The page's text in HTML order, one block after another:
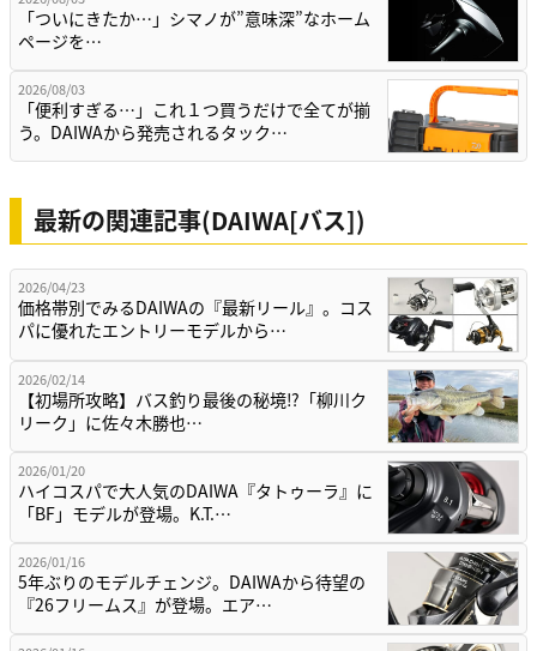
「ついにきたか…」シマノが”意味深”なホーム
ページを…
2026/08/03
「便利すぎる…」これ１つ買うだけで全てが揃
う。DAIWAから発売されるタック…
最新の関連記事(DAIWA[バス])
2026/04/23
価格帯別でみるDAIWAの『最新リール』。コス
パに優れたエントリーモデルから…
2026/02/14
【初場所攻略】バス釣り最後の秘境⁉「柳川ク
リーク」に佐々木勝也…
2026/01/20
ハイコスパで大人気のDAIWA『タトゥーラ』に
「BF」モデルが登場。K.T.…
2026/01/16
5年ぶりのモデルチェンジ。DAIWAから待望の
『26フリームス』が登場。エア…